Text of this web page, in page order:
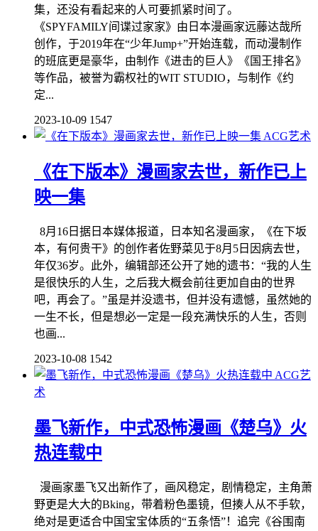
集，还没有看起来的人可要抓紧时间了。
《SPYFAMILY间谍过家家》由日本漫画家远藤达哉所
创作，于2019年在“少年Jump+”开始连载，而动漫制作
的班底更是豪华，由制作《进击的巨人》《国王排名》
等作品，被誉为霸权社的WIT STUDIO，与制作《约
定...
2023-10-09 1547
ACG艺术
《在下版本》漫画家去世，新作已上
映一集
8月16日据日本媒体报道，日本知名漫画家，《在下坂
本，有何贵干》的创作者佐野菜见于8月5日因病去世，
年仅36岁。此外，编辑部还公开了她的遗书：“我的人生
是很快乐的人生，之后我大概会前往更加自由的世界
吧，再会了。”虽是并没遗书，但并没有遗憾，虽然她的
一生不长，但是想必一定是一段充满快乐的人生，否则
也画...
2023-10-08 1542
ACG艺
术
墨飞新作，中式恐怖漫画《楚乌》火
热连载中
漫画家墨飞又出新作了，画风稳定，剧情稳定，主角萧
野更是大大的Bking，带着粉色墨镜，但揍人从不手软，
绝对是更适合中国宝宝体质的“五条悟”！追完《谷围南